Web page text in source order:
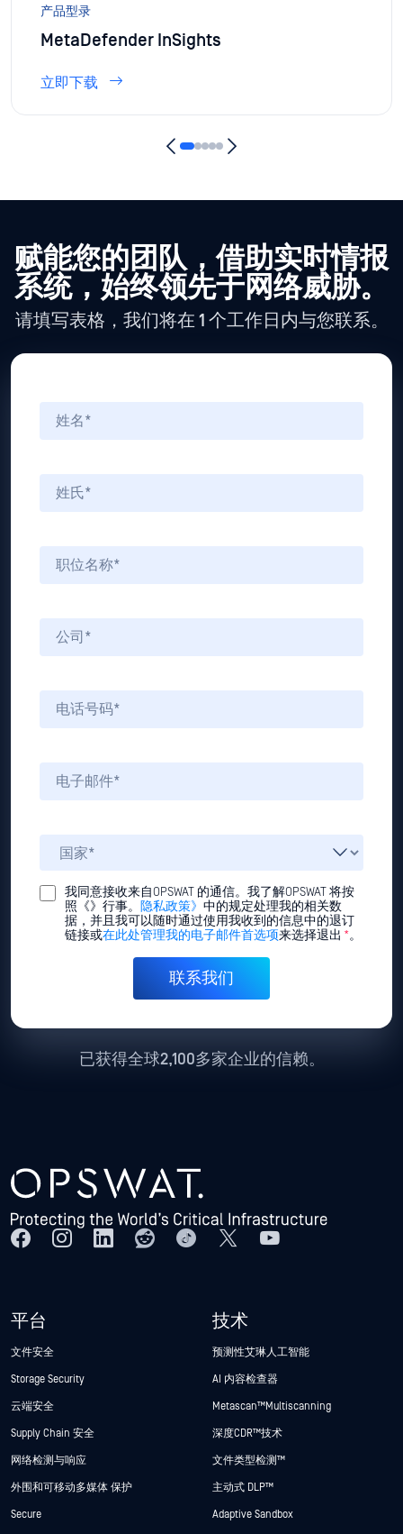
产品型录
MetaDefender InSights
立即下载
赋能您的团队，借助实时情报
系统，始终领先于网络威胁。
请填写表格，我们将在 1 个工作日内与您联系。
我同意接收来自OPSWAT 的通信。我了解OPSWAT 将按
照《》行事。
隐私政策》 中的规定处理我的相关数
据，并且我可以随时通过使用我收到的信息中的退订
链接或在此处管理我的电子邮件首选项来选择退出 *。
已获得全球2,100多家企业的信赖。
平台
文件安全
Storage Security
云端安全
Supply Chain 安全
网络检测与响应
外围和可移动多媒体 保护
Secure
技术
预测性艾琳人工智能
AI 内容检查器
Metascan™ Multiscanning
深度CDR™技术
文件类型检测™
主动式 DLP™
Adaptive Sandbox